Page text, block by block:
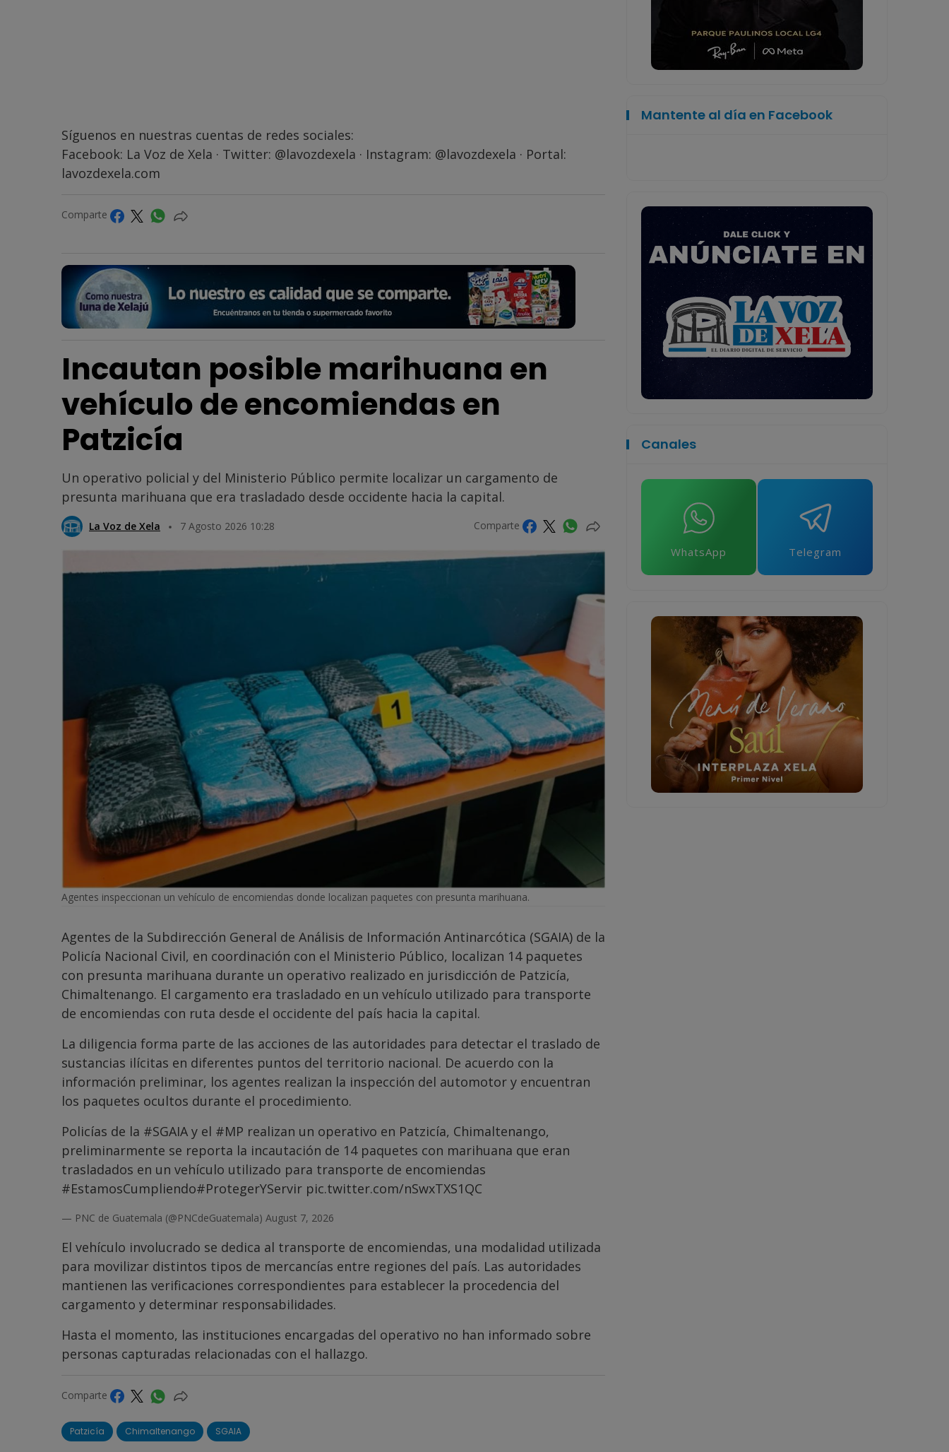
Síguenos en nuestras cuentas de redes sociales:
Facebook: La Voz de Xela · Twitter: @lavozdexela · Instagram: @lavozdexela · Portal:
lavozdexela.com
Comparte
Incautan posible marihuana en
vehículo de encomiendas en
Patzicía
Un operativo policial y del Ministerio Público permite localizar un cargamento de
presunta marihuana que era trasladado desde occidente hacia la capital.
La Voz de Xela 7 Agosto 2026 10:28 Comparte
Agentes inspeccionan un vehículo de encomiendas donde localizan paquetes con presunta marihuana.
Agentes de la Subdirección General de Análisis de Información Antinarcótica (SGAIA) de la
Policía Nacional Civil, en coordinación con el Ministerio Público, localizan 14 paquetes
con presunta marihuana durante un operativo realizado en jurisdicción de Patzicía,
Chimaltenango. El cargamento era trasladado en un vehículo utilizado para transporte
de encomiendas con ruta desde el occidente del país hacia la capital.
La diligencia forma parte de las acciones de las autoridades para detectar el traslado de
sustancias ilícitas en diferentes puntos del territorio nacional. De acuerdo con la
información preliminar, los agentes realizan la inspección del automotor y encuentran
los paquetes ocultos durante el procedimiento.
Policías de la #SGAIA y el #MP realizan un operativo en Patzicía, Chimaltenango,
preliminarmente se reporta la incautación de 14 paquetes con marihuana que eran
trasladados en un vehículo utilizado para transporte de encomiendas
#EstamosCumpliendo#ProtegerYServir pic.twitter.com/nSwxTXS1QC
— PNC de Guatemala (@PNCdeGuatemala) August 7, 2026
El vehículo involucrado se dedica al transporte de encomiendas, una modalidad utilizada
para movilizar distintos tipos de mercancías entre regiones del país. Las autoridades
mantienen las verificaciones correspondientes para establecer la procedencia del
cargamento y determinar responsabilidades.
Hasta el momento, las instituciones encargadas del operativo no han informado sobre
personas capturadas relacionadas con el hallazgo.
Comparte
Patzicía Chimaltenango SGAIA
Mantente al día en Facebook
Canales
WhatsApp Telegram